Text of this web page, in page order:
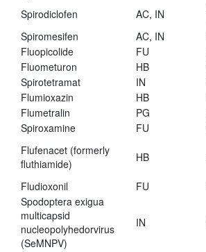
Spirodiclofen
AC, IN
Spiromesifen
AC, IN
Fluopicolide
FU
Fluometuron
HB
Spirotetramat
IN
Flumioxazin
HB
Flumetralin
PG
Spiroxamine
FU
Flufenacet (formerly
fluthiamide)
HB
Fludioxonil
FU
Spodoptera exigua
multicapsid
nucleopolyhedorvirus
(SeMNPV)
IN